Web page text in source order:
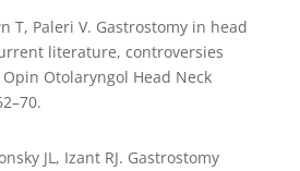
T, Paleri V. Gastrostomy in head
literature, controversies
Otolaryngol Head Neck
JL, Izant RJ. Gastrostomy